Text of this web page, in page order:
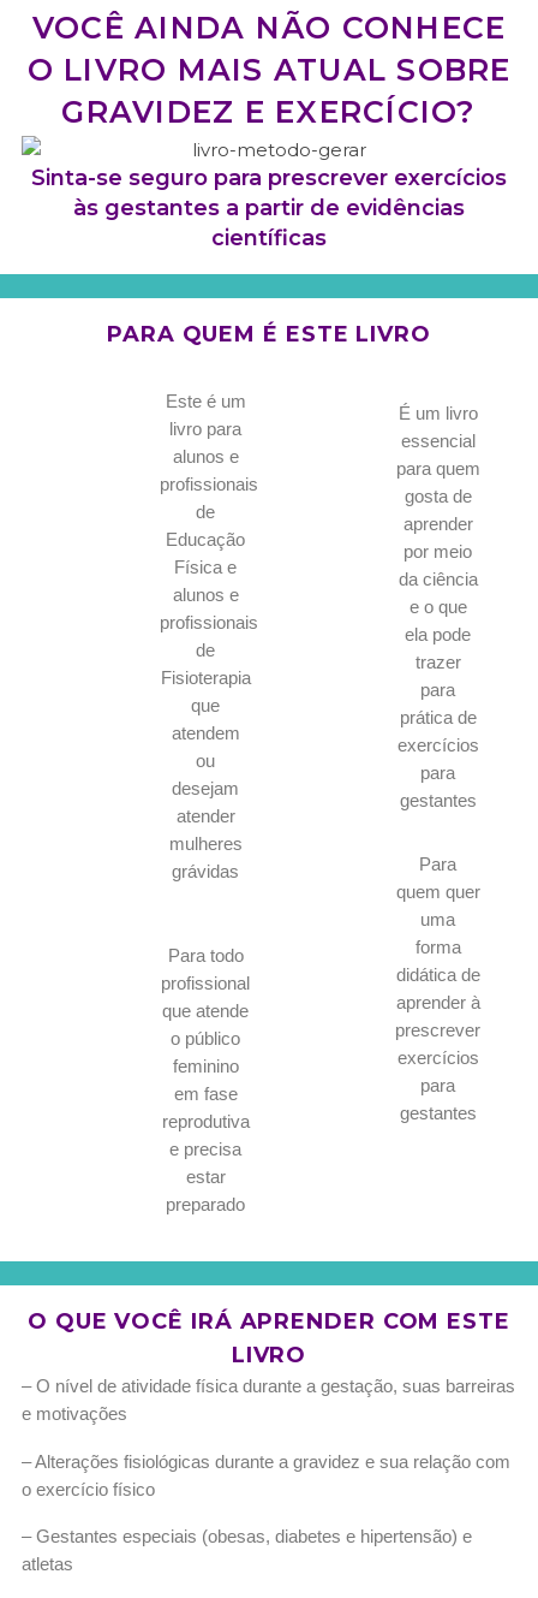
VOCÊ AINDA NÃO CONHECE
O LIVRO MAIS ATUAL SOBRE
GRAVIDEZ E EXERCÍCIO?
Sinta-se seguro para prescrever exercícios
às gestantes a partir de evidências
científicas
PARA QUEM É ESTE LIVRO
Este é um
livro para
alunos e
profissionais
de
Educação
Física e
alunos e
profissionais
de
Fisioterapia
que
atendem
ou
desejam
atender
mulheres
grávidas
Para todo
profissional
que atende
o público
feminino
em fase
reprodutiva
e precisa
estar
preparado
É um livro
essencial
para quem
gosta de
aprender
por meio
da ciência
e o que
ela pode
trazer
para
prática de
exercícios
para
gestantes
Para
quem quer
uma
forma
didática de
aprender à
prescrever
exercícios
para
gestantes
O QUE VOCÊ IRÁ APRENDER COM ESTE
LIVRO
– O nível de atividade física durante a gestação, suas barreiras
e motivações
– Alterações fisiológicas durante a gravidez e sua relação com
o exercício físico
– Gestantes especiais (obesas, diabetes e hipertensão) e
atletas